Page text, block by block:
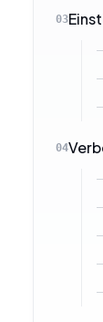
03
04